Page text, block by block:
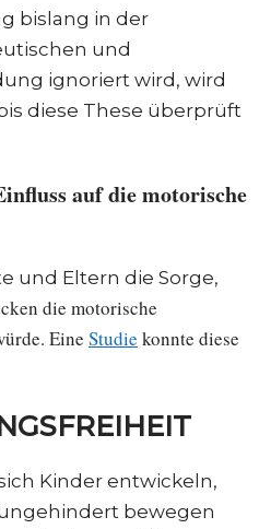
bislang in der
und
ignoriert wird, wird
diese These überprüft
auf die motorische
und Eltern die Sorge,
die motorische
Eine Studie konnte diese
Kinder entwickeln,
bewegen